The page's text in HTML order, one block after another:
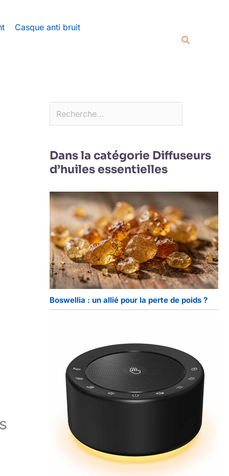
Casque anti bruit
Dans la catégorie Diffuseurs
d’huiles essentielles
Boswellia : un allié pour la perte de poids ?